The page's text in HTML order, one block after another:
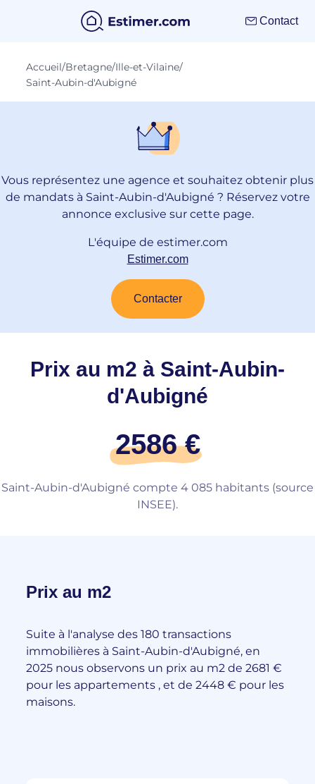
Contact
Accueil/Bretagne/Ille-et-Vilaine/
Saint-Aubin-d'Aubigné
Vous représentez une agence et souhaitez obtenir plus
de mandats à Saint-Aubin-d'Aubigné ? Réservez votre
annonce exclusive sur cette page.
L'équipe de estimer.com
Estimer.com
Contacter
Prix au m2 à Saint-Aubin-
d'Aubigné
2586 €
Saint-Aubin-d'Aubigné compte 4 085 habitants (source
INSEE).
Prix au m2
Suite à l'analyse des 180 transactions
immobilières à Saint-Aubin-d'Aubigné, en
2025 nous observons un prix au m2 de 2681 €
pour les appartements , et de 2448 € pour les
maisons.